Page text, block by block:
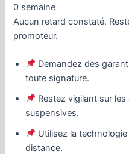
0 semaine
Aucun retard constaté.
promoteur.
Demandez des
toute signature.
Restez vigilant sur
suspensives.
Utilisez la
distance.